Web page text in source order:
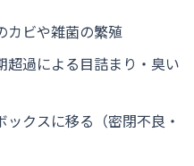
カビや雑菌の繁殖
過による目詰まり・臭い
クスに移る（密閉不良・